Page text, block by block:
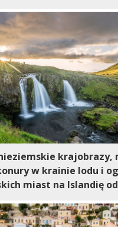
krajobrazy,
w krainie lodu i
miast na Islandię od